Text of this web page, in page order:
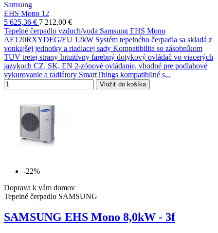
Samsung
EHS Mono 12
5 625,36 € 7 212,00 €
Tepelné čerpadlo vzduch/voda Samsung EHS Mono
AE120RXYDEG/EU 12kW Systém tepelného čerpadla sa skladá z
vonkajšej jednotky a riadiacej sady Kompatibilita so zásobníkom
TUV tretej strany Intuitívny farebný dotykový ovládač vo viacerých
jazykoch CZ, SK, EN 2-zónové ovládanie, vhodné pre podlahové
vykurovanie a radiátory SmartThings kompatibilné s...
Vložiť do košíka
-22%
Doprava k vám domov
Tepelné čerpadlo SAMSUNG
SAMSUNG EHS Mono 8,0kW - 3f